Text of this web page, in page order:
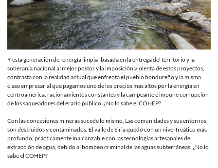
Y esta generación de ¨energía limpia¨ basada en la entrega del territorio y la
soberanía nacional al mejor postor y la imposición violenta de estos proyectos,
contrasta con la realidad actual que enfrenta el pueblo hondureño y la misma
clase empresarial que pagamos uno de los precios mas altos por la energía en
centroamérica, racionamientos constantes y la campeante e impune corrupción
de los saqueadores del erario público. ¿No lo sabe el COHEP?
Con las concesiones mineras sucede lo mismo. Las comunidades y sus entornos
son destruidos y contaminados. El valle de Siria quedó con un nivel freático más
profundo, prácticamente inalcanzable con las tecnologías artesanales de
extracción de agua, debido al bombeo criminal de las aguas subterráneas. ¿No lo
sabe el COHEP?